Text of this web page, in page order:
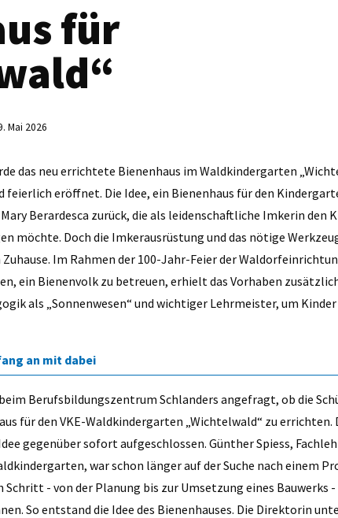
für
Mai 2026
das neu errichtete Bienenhaus im Waldkindergarten
feierlich eröffnet. Die Idee, ein Bienenhaus für den
Berardesca zurück, die als leidenschaftliche Imkerin den
möchte. Doch die Imkerausrüstung und das nötige
Im Rahmen der 100-Jahr-Feier der
ein Bienenvolk zu betreuen, erhielt das Vorhaben
als „Sonnenwesen“ und wichtiger Lehrmeister, um
an mit dabei
Berufsbildungszentrum Schlanders angefragt, ob die
für den VKE-Waldkindergarten „Wichtelwald“ zu errichten.
gegenüber sofort aufgeschlossen. Günther Spiess,
war schon länger auf der Suche nach einem
Schritt - von der Planung bis zur Umsetzung eines Bauwerks
So entstand die Idee des Bienenhauses. Die Direktorin